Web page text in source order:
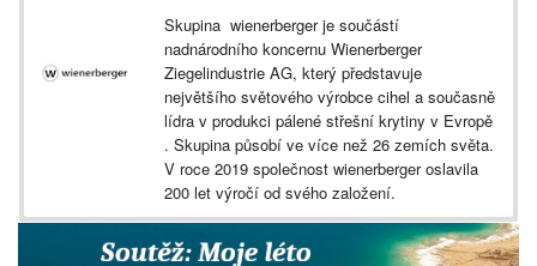
Skupina wienerberger je součástí
nadnárodního koncernu Wienerberger
Ziegelindustrie AG, který představuje
největšího světového výrobce cihel a současně
lídra v produkci pálené střešní krytiny v Evropě
. Skupina působí ve více než 26 zemích světa.
V roce 2019 společnost wienerberger oslavila
200 let výročí od svého založení.